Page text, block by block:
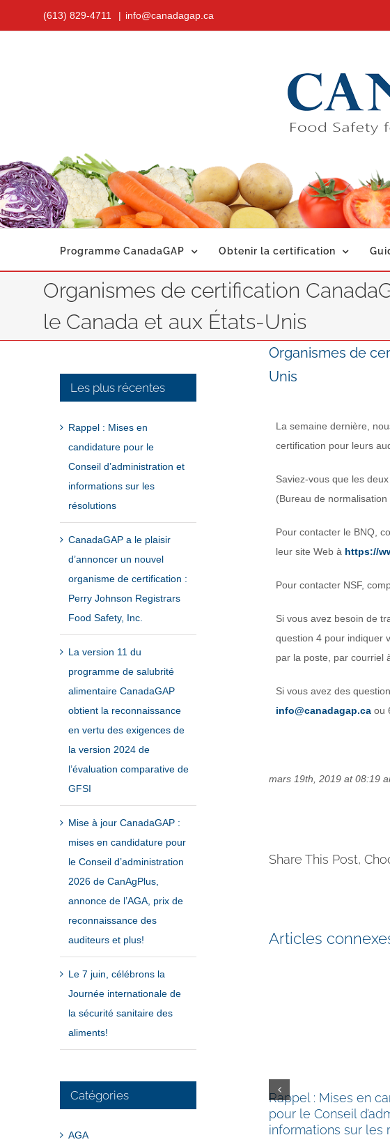
to
(613) 829-4711 | info@canadagap.ca
Programme CanadaGAP Obtenir la certification
Organismes de certification
le Canada et aux États-Unis
Organismes de
Unis
La semaine dernière,
certification pour leurs
Saviez-vous que les
(Bureau de
Pour contacter le BNQ,
leur site Web à https://
Pour contacter NSF,
Si vous avez besoin de
question 4 pour indiquer
par la poste, par courriel
Si vous avez des
info@canadagap.ca ou
mars 19th, 2019 at 08:19
Share This Post,
Articles
Rappel : Mises en
pour le Conseil
informations sur les
Les plus récentes
Rappel : Mises en
candidature pour le
Conseil d’administration et
informations sur les
résolutions
CanadaGAP a le plaisir
d’annoncer un nouvel
organisme de certification :
Perry Johnson Registrars
Food Safety, Inc.
La version 11 du
programme de salubrité
alimentaire CanadaGAP
obtient la reconnaissance
en vertu des exigences de
la version 2024 de
l’évaluation comparative de
GFSI
Mise à jour CanadaGAP :
mises en candidature pour
le Conseil d’administration
2026 de CanAgPlus,
annonce de l’AGA, prix de
reconnaissance des
auditeurs et plus!
Le 7 juin, célébrons la
Journée internationale de
la sécurité sanitaire des
aliments!
Catégories
AGA